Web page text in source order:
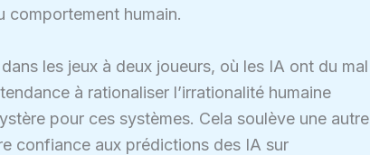
comportement humain.
les jeux à deux joueurs, où les IA ont du mal
à rationaliser l’irrationalité humaine
pour ces systèmes. Cela soulève une autre
confiance aux prédictions des IA sur